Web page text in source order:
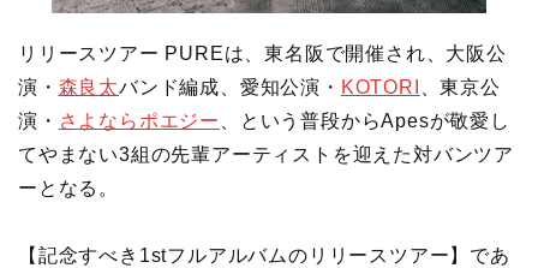
リリースツアー PUREは、東名阪で開催され、大阪公
演・ 森良太バンド編成、愛知公演・ KOTORI
、東京公
演・ さよならポエジー
、という普段からApesが敬愛し
てやまない3組の先輩アーティストを迎えた対バンツア
ーとなる。
【記念すべき1stフルアルバムのリリースツアー】であ